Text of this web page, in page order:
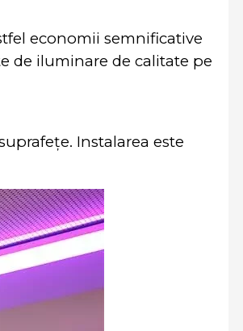
economii semnificative
de iluminare de calitate pe
Instalarea este